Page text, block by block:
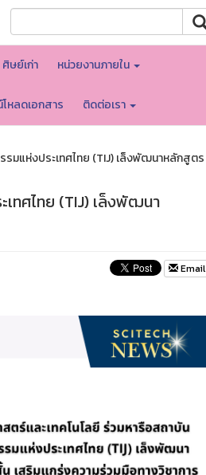
ศิษย์เก่า หน่วยงานภายใน
โหลดเอกสาร ติดต่อเรา
มแห่งประเทศไทย (TIJ) เล็งพัฒนาหลักสูตร
เทศไทย (TIJ) เล็งพัฒนา
Email